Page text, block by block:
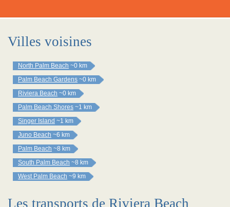
Villes voisines
North Palm Beach ~0 km
Palm Beach Gardens ~0 km
Riviera Beach ~0 km
Palm Beach Shores ~1 km
Singer Island ~1 km
Juno Beach ~6 km
Palm Beach ~8 km
South Palm Beach ~8 km
West Palm Beach ~9 km
Les transports de Riviera Beach